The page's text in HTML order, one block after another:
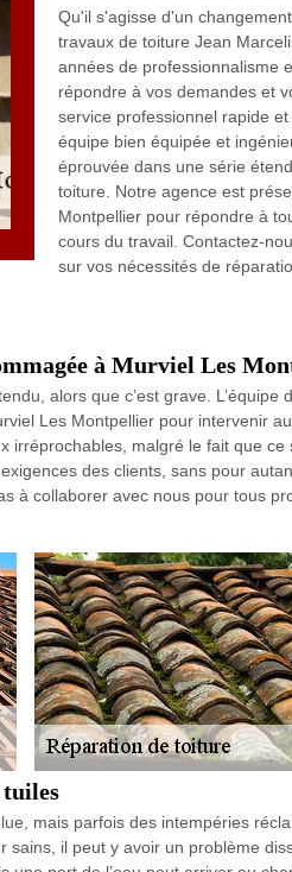
Qu'il s'agisse d'un
travaux de toiture Jean
années de professionnalisme
répondre à vos demandes et
service professionnel rapide
équipe bien équipée et
éprouvée dans une série
toiture. Notre agence est
Montpellier pour répondre à
cours du travail. Contactez-
sur vos nécessités de
à Murviel Les
alors que c’est grave. L’équipe
Les Montpellier pour intervenir
irréprochables, malgré le fait que ce
des clients, sans pour
à collaborer avec nous pour tous
tuiles
mais parfois des intempéries
il peut y avoir un problème